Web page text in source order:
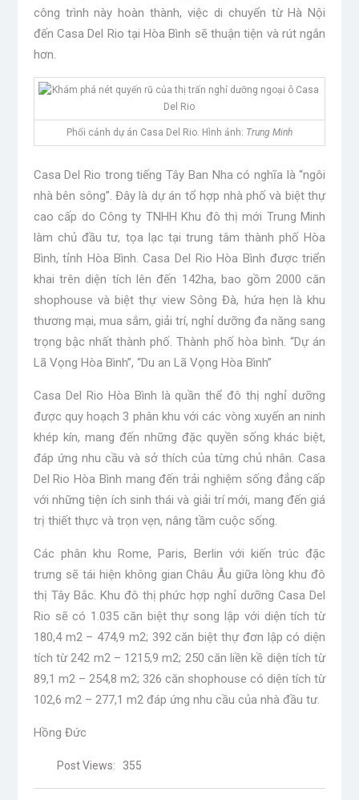
công trình này hoàn thành, việc di chuyển từ Hà Nội
đến Casa Del Rio tại Hòa Bình sẽ thuận tiện và rút ngắn
hơn.
Phối cảnh dự án Casa Del Rio. Hình ảnh: Trung Minh
Casa Del Rio trong tiếng Tây Ban Nha có nghĩa là “ngôi
nhà bên sông”. Đây là dự án tổ hợp nhà phố và biệt thự
cao cấp do Công ty TNHH Khu đô thị mới Trung Minh
làm chủ đầu tư, tọa lạc tại trung tâm thành phố Hòa
Bình, tỉnh Hòa Bình. Casa Del Rio Hòa Bình được triển
khai trên diện tích lên đến 142ha, bao gồm 2000 căn
shophouse và biệt thự view Sông Đà, hứa hẹn là khu
thương mại, mua sắm, giải trí, nghỉ dưỡng đa năng sang
trọng bậc nhất thành phố. Thành phố hòa bình. “Dự án
Lã Vọng Hòa Bình”, “Du an Lã Vọng Hòa Bình”
Casa Del Rio Hòa Bình là quần thể đô thị nghỉ dưỡng
được quy hoạch 3 phân khu với các vòng xuyến an ninh
khép kín, mang đến những đặc quyền sống khác biệt,
đáp ứng nhu cầu và sở thích của từng chủ nhân. Casa
Del Rio Hòa Bình mang đến trải nghiệm sống đẳng cấp
với những tiện ích sinh thái và giải trí mới, mang đến giá
trị thiết thực và trọn vẹn, nâng tầm cuộc sống.
Các phân khu Rome, Paris, Berlin với kiến ​​trúc đặc
trưng sẽ tái hiện không gian Châu Âu giữa lòng khu đô
thị Tây Bắc. Khu đô thị phức hợp nghỉ dưỡng Casa Del
Rio sẽ có 1.035 căn biệt thự song lập với diện tích từ
180,4 m2 – 474,9 m2; 392 căn biệt thự đơn lập có diện
tích từ 242 m2 – 1215,9 m2; 250 căn liền kề diện tích từ
89,1 m2 – 254,8 m2; 326 căn shophouse có diện tích từ
102,6 m2 – 277,1 m2 đáp ứng nhu cầu của nhà đầu tư.
Hồng Đức
Post Views: 355